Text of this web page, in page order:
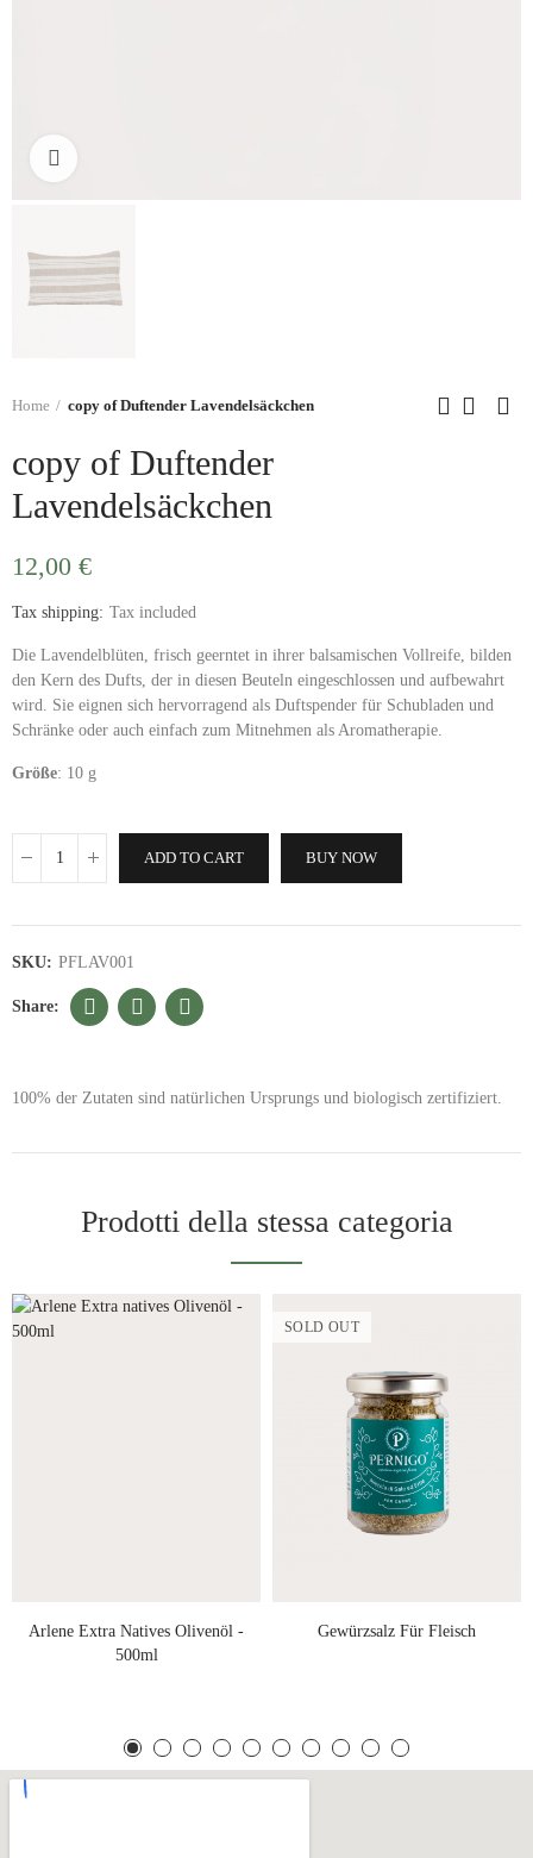
Home copy of Duftender Lavendelsäckchen
copy of Duftender
Lavendelsäckchen
12,00 €
Tax shipping Tax included
Die Lavendelblüten, frisch geerntet in ihrer balsamischen Vollreife, bilden
den Kern des Dufts, der in diesen Beuteln eingeschlossen und aufbewahrt
wird. Sie eignen sich hervorragend als Duftspender für Schubladen und
Schränke oder auch einfach zum Mitnehmen als Aromatherapie.
Größe: 10 g
ADD TO CART BUY NOW
SKU: PFLAV001
100% der Zutaten sind natürlichen Ursprungs und biologisch zertifiziert.
Prodotti della stessa categoria
Arlene Extra Natives Olivenöl -
500ml
SOLD OUT
Gewürzsalz Für Fleisch